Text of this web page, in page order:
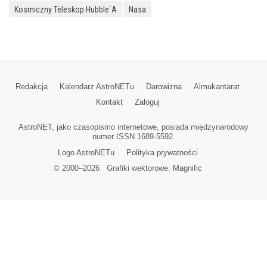
Kosmiczny Teleskop Hubble`a
Nasa
Redakcja Kalendarz AstroNETu Darowizna
Almukantarat
Kontakt
Zaloguj
AstroNET, jako czasopismo internetowe, posiada międzynarodowy
numer ISSN 1689-5592.
Logo AstroNETu
Polityka prywatności
© 2000–2026Grafiki wektorowe: Magnific